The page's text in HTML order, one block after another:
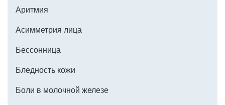
Аритмия
Асимметрия лица
Бессонница
Бледность кожи
Боли в молочной железе